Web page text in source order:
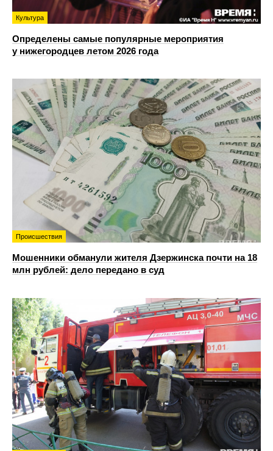
Культура
Определены самые популярные мероприятия
у нижегородцев летом 2026 года
Происшествия
Мошенники обманули жителя Дзержинска почти на 18
млн рублей: дело передано в суд